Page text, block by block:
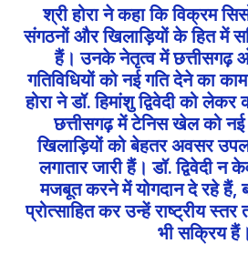
श्री होरा ने कहा कि विक्रम
संगठनों और खिलाड़ियों के हित में
हैं। उनके नेतृत्व में
गतिविधियों को नई गति देने का
होरा ने डॉ. हिमांशु द्विवेदी को
छत्तीसगढ़ में टेनिस खेल को नई
खिलाड़ियों को बेहतर अवसर
लगातार जारी हैं। डॉ. द्विवेदी
मजबूत करने में योगदान दे रहे हैं,
प्रोत्साहित कर उन्हें राष्ट्रीय
भी सक्रिय हैं।